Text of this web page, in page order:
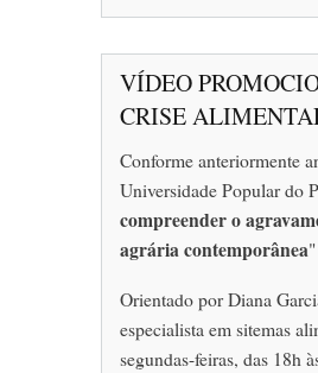
VÍDEO
CRISE
Conforme anteriormente
Universidade Popular do
compreender o
agrária contemporânea"
Orientado por Diana
especialista em sitemas
segundas-feiras, das 18h